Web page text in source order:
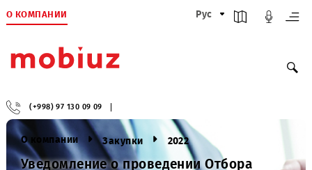
О КОМПАНИИ Рус
(+998) 97 130 09 09
О компании Закупки 2022